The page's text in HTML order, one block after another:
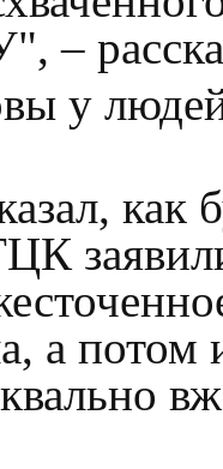
–
у
как
а потом